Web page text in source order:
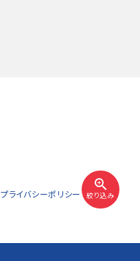
zoom_in
絞り込み
プライバシーポリシー